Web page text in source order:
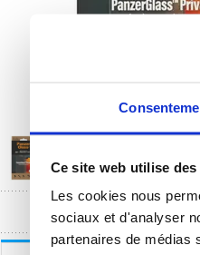
Ce site web utilise des
Les cookies nous
sociaux et d'analyser
partenaires de médias
UNE